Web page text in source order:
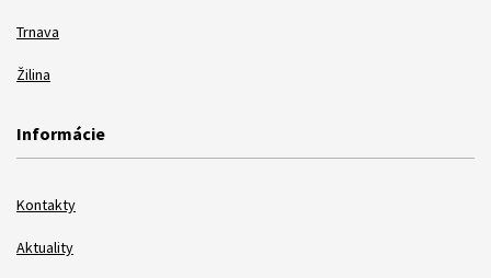
Trnava
Žilina
Informácie
Kontakty
Aktuality